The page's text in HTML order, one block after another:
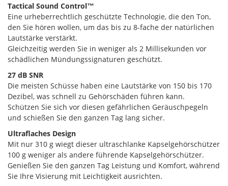
Tactical Sound Control™
Eine urheberrechtlich geschützte Technologie, die den Ton,
den Sie hören wollen, um das bis zu 8-fache der natürlichen
Lautstärke verstärkt.
Gleichzeitig werden Sie in weniger als 2 Millisekunden vor
schädlichen Mündungssignaturen geschützt.
27 dB SNR
Die meisten Schüsse haben eine Lautstärke von 150 bis 170
Dezibel, was schnell zu Gehörschäden führen kann.
Schützen Sie sich vor diesen gefährlichen Geräuschpegeln
und schießen Sie den ganzen Tag lang sicher.
Ultraflaches Design
Mit nur 310 g wiegt dieser ultraschlanke Kapselgehörschützer
100 g weniger als andere führende Kapselgehörschützer.
Genießen Sie den ganzen Tag Leistung und Komfort, während
Sie Ihre Visierung mit Leichtigkeit ausrichten.